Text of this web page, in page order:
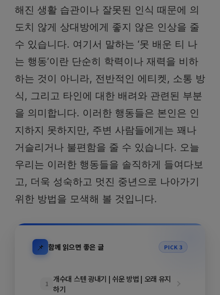
해진 생활 습관이나 잘못된 인식 때문에 의
도치 않게 상대방에게 좋지 않은 인상을 줄
수 있습니다. 여기서 말하는 ‘못 배운 티 나
는 행동’이란 단순히 학력이나 재력을 비하
하는 것이 아니라, 전반적인 에티켓, 소통 방
식, 그리고 타인에 대한 배려와 관련된 부분
을 의미합니다. 이러한 행동들은 본인은 인
지하지 못하지만, 주변 사람들에게는 꽤나
거슬리거나 불편함을 줄 수 있습니다. 오늘
우리는 이러한 행동들을 솔직하게 들여다보
고, 더욱 성숙하고 멋진 중년으로 나아가기
위한 방법을 모색해 볼 것입니다.
📌 함께 읽으면 좋은 글 PICK 3
1
개수대 스텐 광내기 | 쉬운 방법 | 오래 유지
하기